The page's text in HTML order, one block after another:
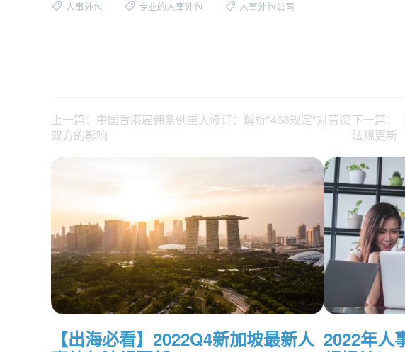
人事外包 专业的人事外包 人事外包公司
上一篇：中国香港雇佣条例重大修订：解析"468规定"对劳资
双方的影响
下一篇：
法规更新
【出海必看】2022Q4新加坡最新人 2022年人